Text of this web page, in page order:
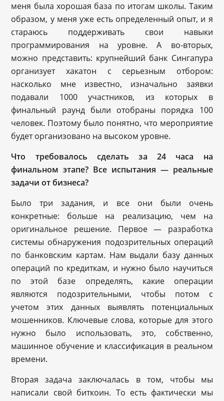
меня была хорошая база по итогам школы. Таким
образом, у меня уже есть определенный опыт, и я
стараюсь поддерживать свои навыки
программирования на уровне. А во-вторых,
можно представить: крупнейший банк Сингапура
организует хакатон с серьезным отбором:
насколько мне известно, изначально заявки
подавали 1000 участников, из которых в
финальный раунд были отобраны порядка 100
человек. Поэтому было понятно, что мероприятие
будет организовано на высоком уровне.
Что требовалось сделать за 24 часа на
финальном этапе? Все испытания — реальные
задачи от бизнеса?
Было три задания, и все они были очень
конкретные: больше на реализацию, чем на
оригинальное решение. Первое — разработка
системы обнаружения подозрительных операций
по банковским картам. Нам выдали базу данных
операций по кредиткам, и нужно было научиться
по этой базе определять, какие операции
являются подозрительными, чтобы потом с
учетом этих данных выявлять потенциальных
мошенников. Ключевые слова, которые для этого
нужно было использовать, это, собственно,
машинное обучение и классификация в реальном
времени.
Вторая задача заключалась в том, чтобы мы
написали свой биткоин. То есть фактически мы